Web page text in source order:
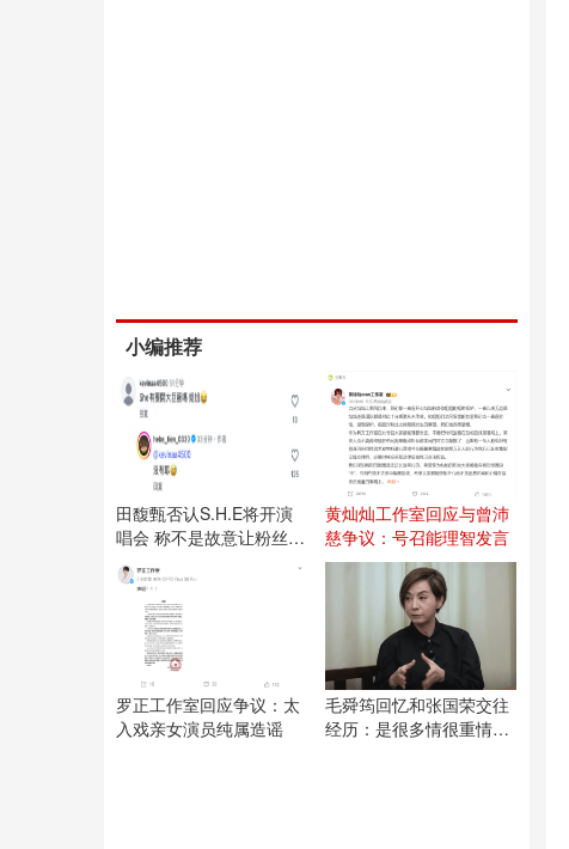
小编推荐
田馥甄否认S.H.E将开演
唱会 称不是故意让粉丝失
望
黄灿灿工作室回应与曾沛
慈争议：号召能理智发言
罗正工作室回应争议：太
入戏亲女演员纯属造谣
毛舜筠回忆和张国荣交往
经历：是很多情很重情的